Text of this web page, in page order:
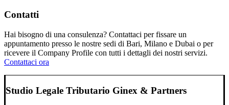
Contatti
Hai bisogno di una consulenza? Contattaci per fissare un
appuntamento presso le nostre sedi di Bari, Milano e Dubai o per
ricevere il Company Profile con tutti i dettagli dei nostri servizi.
Contattaci ora
Studio Legale Tributario Ginex & Partners